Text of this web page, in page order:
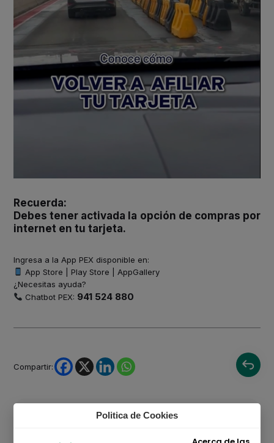
Recuerda:
Debes tener activada la opción de compras por
internet en tu tarjeta.
Ingresa a la App PEX disponible en:
App Store | Play Store | AppGallery
¿Necesitas ayuda?
Chatbot PEX: 941 524 880
Compartir:
Búsqueda rápidaPolitica de Cookies